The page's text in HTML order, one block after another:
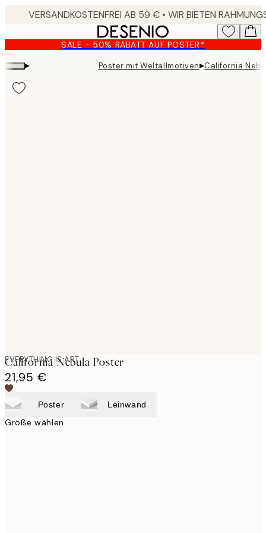
content.
SALE - 50% RABATT AUF POSTER*
▸ Poster mit Weltallmotiven▸California
EVERYTHING IS ART
California Nebula Poster
21,95 €
Poster Leinwand
Größe wählen